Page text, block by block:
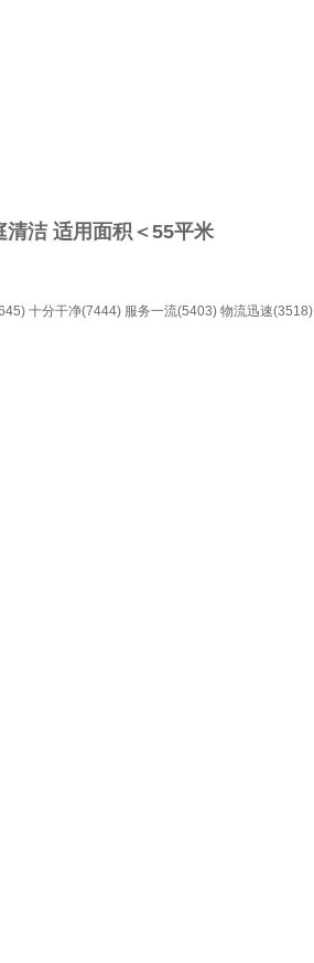
洁 适用面积＜55平米
十分干净(7444) 服务一流(5403) 物流迅速(3518)